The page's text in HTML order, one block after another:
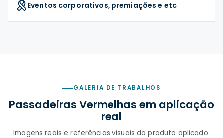
Eventos corporativos, premiações e etc
GALERIA DE TRABALHOS
Passadeiras Vermelhas em aplicação
real
Imagens reais e referências visuais do produto aplicado.